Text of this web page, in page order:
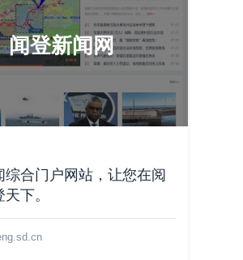
闻登新闻网
综合门户网站，让您在阅
下。